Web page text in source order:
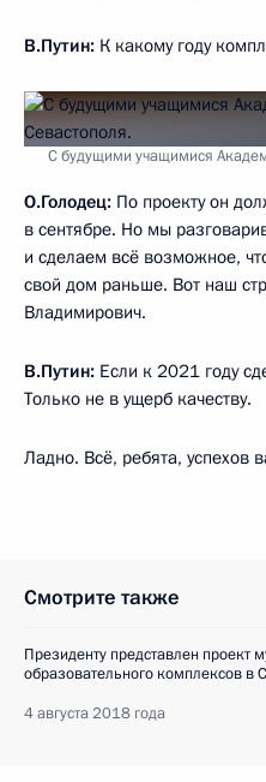
В.Путин: К какому году
С будущими учащимися
О.Голодец: По проекту он
в сентябре. Но мы
и сделаем всё возможное,
свой дом раньше. Вот наш
Владимирович.
В.Путин: Если к 2021 году
Только не в ущерб качеству.
Ладно. Всё, ребята, успехов
Смотрите также
Президенту представлен проект
образовательного комплексов в
4 августа 2018 года